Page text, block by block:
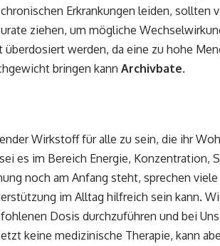
Erkrankungen leiden, sollten
ziehen, um mögliche
werden, da eine zu hohe
bringen kann Archivbate.
Wirkstoff für alle zu sein, die ihr
es im Bereich Energie, Konzentration,
noch am Anfang steht, sprechen
im Alltag hilfreich sein kann.
Dosis durchzuführen und bei
keine medizinische Therapie, kann